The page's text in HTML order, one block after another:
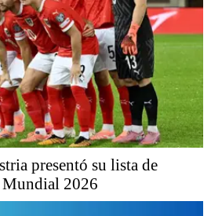
presentó su lista de
Mundial 2026